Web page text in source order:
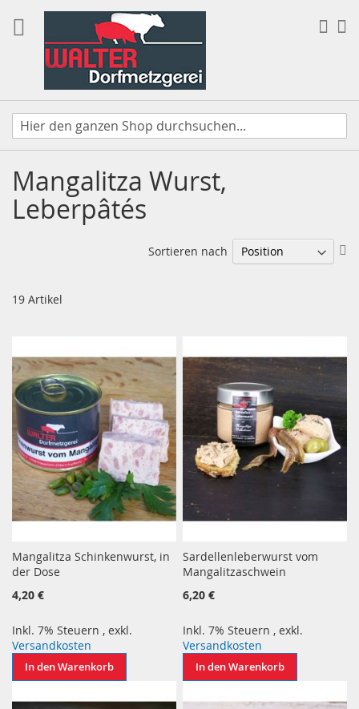
zum
Inhalt
Mangalitza Wurst,
Leberpâtés
19 Artikel
Sortieren nach
Mangalitza Schinkenwurst, in
der Dose
4,20 €
Inkl. 7% Steuern , exkl.
Versandkosten
In den Warenkorb
Sardellenleberwurst vom
Mangalitzaschwein
6,20 €
Inkl. 7% Steuern ,exkl.
Versandkosten
In den Warenkorb